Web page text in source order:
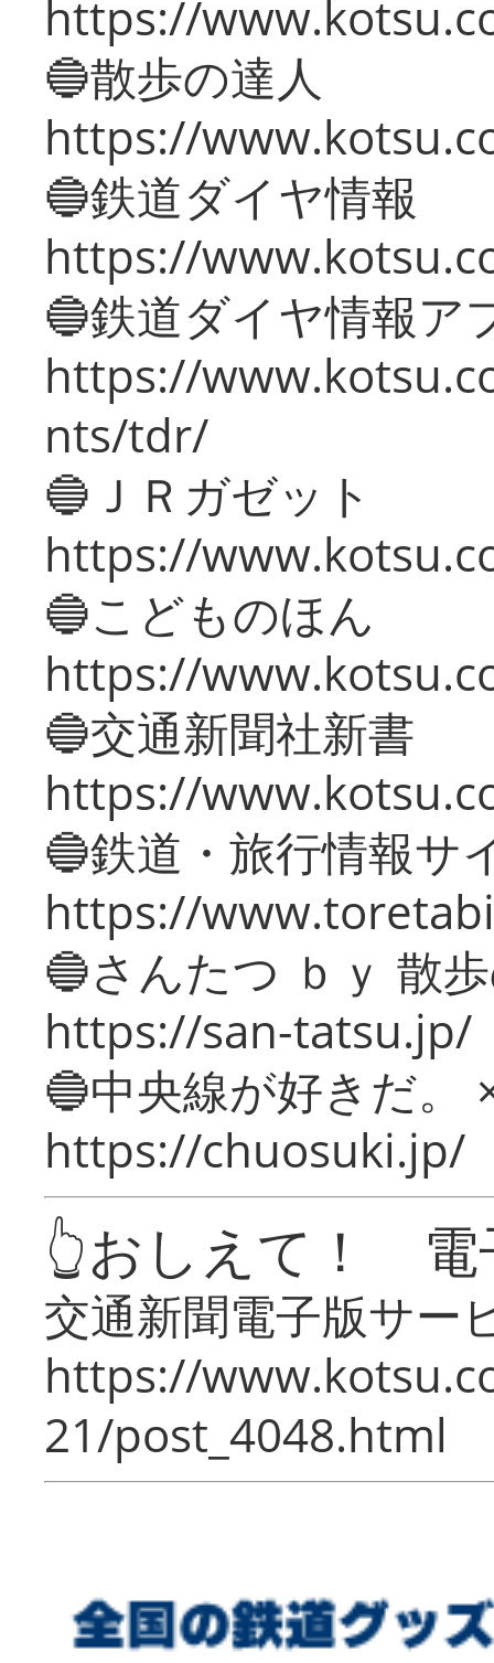
https://
🔵散歩の達人
https://
🔵鉄道ダイヤ情報
https://
🔵鉄道ダイヤ情報ア
https://
nts/tdr/
🔵ＪＲガゼット
https://
🔵こどものほん
https://
🔵交通新聞社新書
https://
🔵鉄道・旅行情報サ
https://
🔵さんたつ ｂｙ 散
https://san-tatsu.jp/
🔵中央線が好きだ。
https://chuosuki.jp/
👆おしえて！ 電
交通新聞電子版サー
https://
21/post_4048.html